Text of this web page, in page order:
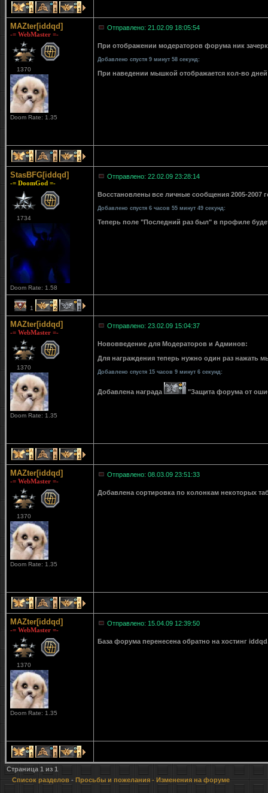
1 1 1
MAZter[iddqd]
-= WebMaster =-
1370
Doom Rate: 1.35
Отправлено: 21.02.09 18:05:54
При отображении модераторов форума ник
Добавлено спустя 9 минут 58 секунд:
При наведении мышкой отображается кол-во
1 1 1
StasBFG[iddqd]
-= DoomGod =-
1734
Doom Rate: 1.58
Отправлено: 22.02.09 23:28:14
Восстановлены все личные сообщения 2005-2007
Добавлено спустя 6 часов 55 минут 49 секунд:
Теперь поле "Последний раз был" в профиле
1 2 1
MAZter[iddqd]
-= WebMaster =-
1370
Doom Rate: 1.35
Отправлено: 23.02.09 15:04:37
Нововведение для Модераторов и Админов:
Для награждения теперь нужно один раз нажать
Добавлено спустя 15 часов 9 минут 6 секунд:
Добавлена награда "Защита форума от
1 1 1
MAZter[iddqd]
-= WebMaster =-
1370
Doom Rate: 1.35
Отправлено: 08.03.09 23:51:33
Добавлена сортировка по колонкам некоторых
1 1 1
MAZter[iddqd]
-= WebMaster =-
1370
Doom Rate: 1.35
Отправлено: 15.04.09 12:39:50
База форума перенесена обратно на хостинг
1 1 1
Страница 1из 1
Список разделов - Просьбы и пожелания - Изменения на форуме